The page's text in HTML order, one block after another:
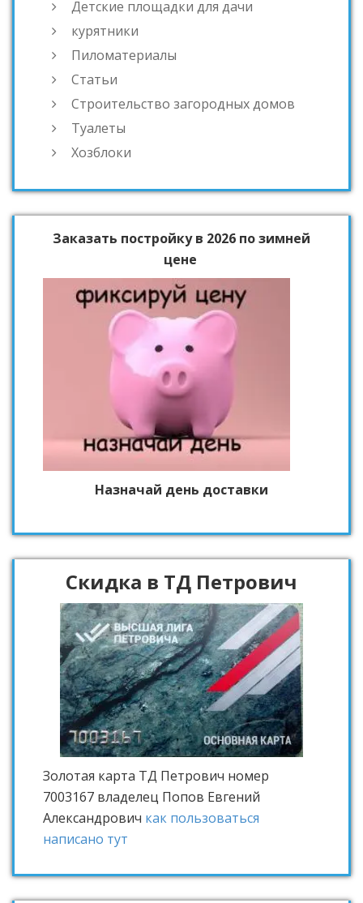
Детские площадки для дачи
курятники
Пиломатериалы
Статьи
Строительство загородных домов
Туалеты
Хозблоки
Заказать постройку в 2026 по зимней
цене
Назначай день доставки
Скидка в ТД Петрович
Золотая карта ТД Петрович номер
7003167 владелец Попов Евгений
Александрович как пользоваться
написано тут